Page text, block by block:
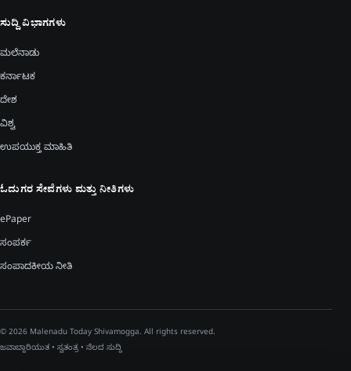
ಸುದ್ದಿ ವಿಭಾಗಗಳು
ಮಲೆನಾಡು
ಕರ್ನಾಟಕ
ದೇಶ
ವಿಶ್ವ
ಉಪಯುಕ್ತ ಮಾಹಿತಿ
ಓದುಗರ ಸೇವೆಗಳು ಮತ್ತು ನೀತಿಗಳು
ePaper
ಸಂಪರ್ಕ
ಸಂಪಾದಕೀಯ ನೀತಿ
© 2026 Malenadu Today Shivamogga. All rights reserved.
ಜವಾಬ್ದಾರಿಯುತ • ಸ್ವತಂತ್ರ • ನೆಲದ ಸುದ್ದಿ